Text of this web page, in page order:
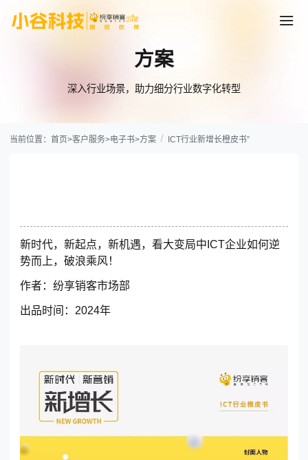
东莞客服热线
方案
深入行业场景，助力细分行业数字化转型
当前位置：首页>客户服务>电子书>方案 ICT行业新增长橙皮书”
新时代，新起点，新机遇，看大变局中ICT企业如何逆
势而上，破浪乘风！
作者： 纷享销客市场部
出品时间： 2024年